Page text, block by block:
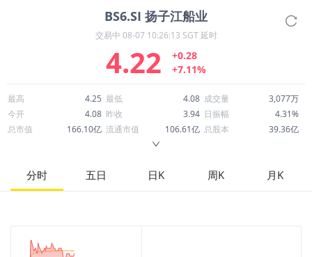
BS6.SI 扬子江船业
交易中 08-07 10:26:13 SGT 延时
4.22
+0.28
+7.11%
最高 4.25 最低 4.08 成交量
3,077万
今开
4.08 昨收 3.94 日振幅
4.31%
总市值
166.10亿 流通市值 106.61亿 总股本
39.36亿
52周最高
4.41 市盈率
10.47
股息
分时 五日 日K 周K 月K